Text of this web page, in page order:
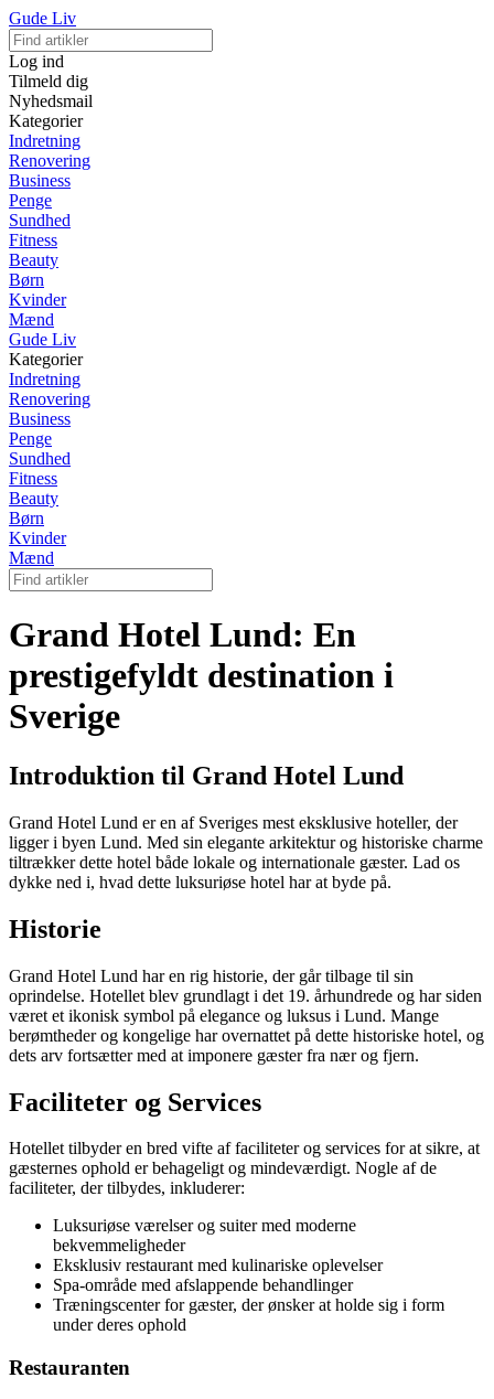
Gude Liv
Log ind
Tilmeld dig
Nyhedsmail
Kategorier
Indretning
Renovering
Business
Penge
Sundhed
Fitness
Beauty
Børn
Kvinder
Mænd
Gude Liv
Kategorier
Indretning
Renovering
Business
Penge
Sundhed
Fitness
Beauty
Børn
Kvinder
Mænd
Grand Hotel Lund: En
prestigefyldt destination i
Sverige
Introduktion til Grand Hotel Lund
Grand Hotel Lund er en af Sveriges mest eksklusive hoteller, der
ligger i byen Lund. Med sin elegante arkitektur og historiske charme
tiltrækker dette hotel både lokale og internationale gæster. Lad os
dykke ned i, hvad dette luksuriøse hotel har at byde på.
Historie
Grand Hotel Lund har en rig historie, der går tilbage til sin
oprindelse. Hotellet blev grundlagt i det 19. århundrede og har siden
været et ikonisk symbol på elegance og luksus i Lund. Mange
berømtheder og kongelige har overnattet på dette historiske hotel, og
dets arv fortsætter med at imponere gæster fra nær og fjern.
Faciliteter og Services
Hotellet tilbyder en bred vifte af faciliteter og services for at sikre, at
gæsternes ophold er behageligt og mindeværdigt. Nogle af de
faciliteter, der tilbydes, inkluderer:
Luksuriøse værelser og suiter med moderne
bekvemmeligheder
Eksklusiv restaurant med kulinariske oplevelser
Spa-område med afslappende behandlinger
Træningscenter for gæster, der ønsker at holde sig i form
under deres ophold
Restauranten